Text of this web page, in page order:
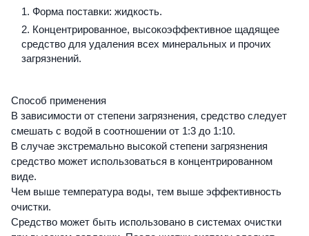
Форма поставки: жидкость.
Концентрированное, высокоэффективное щадящее
средство для удаления всех минеральных и прочих
загрязнений.
Способ применения
В зависимости от степени загрязнения, средство следует
смешать с водой в соотношении от 1:3 до 1:10.
В случае экстремально высокой степени загрязнения
средство может использоваться в концентрированном
виде.
Чем выше температура воды, тем выше эффективность
очистки.
Средство может быть использовано в системах очистки